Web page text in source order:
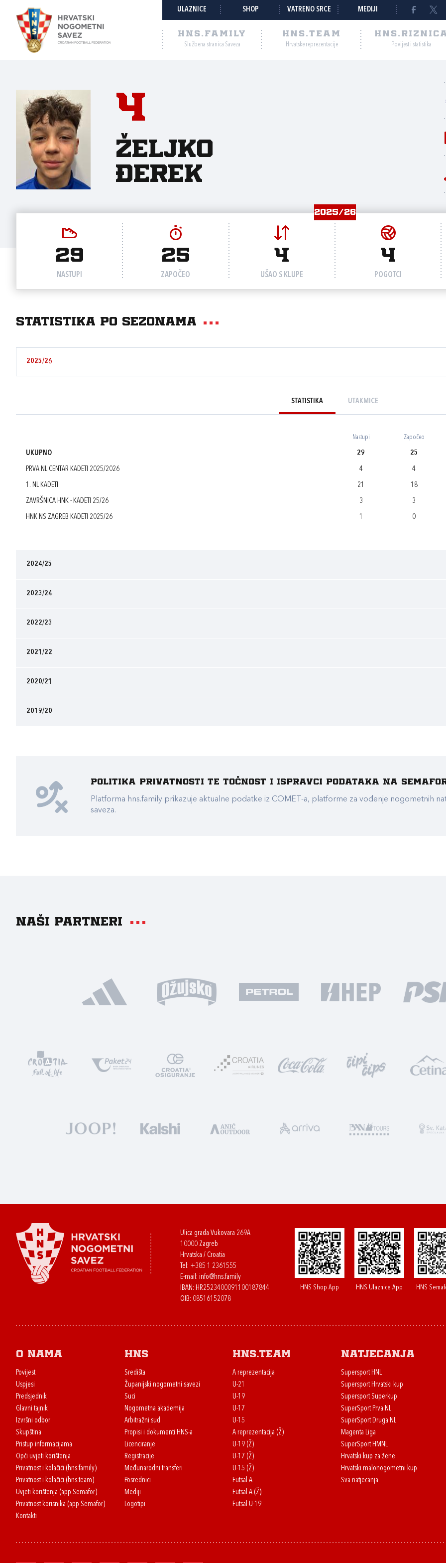
ULAZNICE SHOP VATRENO SRCE MEDIJI
HNS.FAMILY
Službena stranica Saveza
HNS.TEAM
Hrvatske reprezentacije Povijest i statistika
4
Željko
Đerek
2025/26
29
NASTUPI
25
ZAPOČEO
4
UŠAO S KLUPE
4
POGOTCI
Statistika po sezonama
2025/26
STATISTIKA UTAKMICE
Nastupi Započeo
UKUPNO 29 25
PRVA NL CENTAR KADETI 2025/2026 4 4
1. NL KADETI 21 18
ZAVRŠNICA HNK - KADETI 25/26 3 3
HNK NS ZAGREB KADETI 2025/26 1 0
2024/25
2023/24
2022/23
2021/22
2020/21
2019/20
Politika privatnosti te točnost i ispravci podataka na
Platforma hns.family prikazuje aktualne podatke iz COMET-a, platforme za vođenje nogometnih
saveza.
Naši partneri
Ulica grada Vukovara 269A
10000 Zagreb
Hrvatska / Croatia
Tel: +385 1 2361555
E-mail: info@hns.family
IBAN: HR2523400091100187844
OIB: 08516152078
HNS Shop App HNS Ulaznice App HNS
O nama
Povijest
Uspjesi
Predsjednik
Glavni tajnik
Izvršni odbor
Skupština
Pristup informacijama
Opći uvjeti korištenja
Privatnost i kolačići (hns.family)
Privatnost i kolačići (hns.team)
Uvjeti korištenja (app Semafor)
Privatnost korisnika (app Semafor)
Kontakti
HNS
Središta
Županijski nogometni savezi
Suci
Nogometna akademija
Arbitražni sud
Propisi i dokumenti HNS-a
Licenciranje
Registracije
Međunarodni transferi
Posrednici
Mediji
Logotipi
HNS.team
A reprezentacija
U-21
U-19
U-17
U-15
A reprezentacija (Ž)
U-19 (Ž)
U-17 (Ž)
U-15 (Ž)
Futsal A
Futsal A (Ž)
Futsal U-19
Natjecanja
Supersport HNL
Supersport Hrvatski kup
Supersport Superkup
SuperSport Prva NL
SuperSport Druga NL
Magenta Liga
SuperSport HMNL
Hrvatski kup za žene
Hrvatski malonogometni kup
Sva natjecanja